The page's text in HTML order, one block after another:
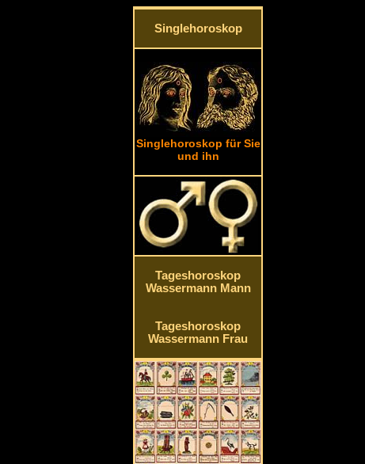
Singlehoroskop
Singlehoroskop für Sie
und ihn
Tageshoroskop
Wassermann Mann
Tageshoroskop
Wassermann Frau